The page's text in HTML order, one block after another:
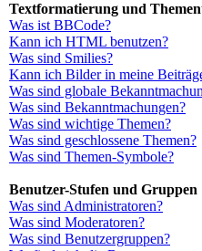
Textformatierung und
Was ist BBCode?
Kann ich HTML benutzen?
Was sind Smilies?
Kann ich Bilder in meine
Was sind globale
Was sind Bekanntmachungen?
Was sind wichtige Themen?
Was sind geschlossene Themen?
Was sind Themen-Symbole?
Benutzer-Stufen und Gruppen
Was sind Administratoren?
Was sind Moderatoren?
Was sind Benutzergruppen?